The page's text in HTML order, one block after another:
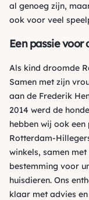
al genoeg zijn,
ook voor veel
Een passie voor
Als kind droomde
Samen met zijn
aan de Frederik
2014 werd de
hebben wij ook
Rotterdam-
winkels, samen
bestemming voor
huisdieren. Ons
klaar met advies